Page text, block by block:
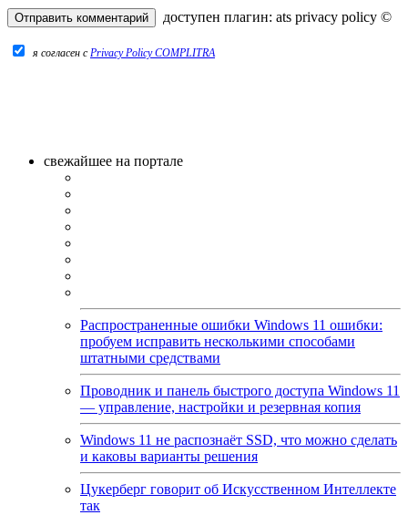
доступен плагин: ats privacy policy ©
я согласен cPrivacy Policy COMPLITRA
свежайшее на портале
Распространенные ошибки Windows 11 ошибки:
пробуем исправить несколькими способами
штатными средствами
Проводник и панель быстрого доступа Windows 11
— управление, настройки и резервная копия
Windows 11 не распознаёт SSD, что можно сделать
и каковы варианты решения
Цукерберг говорит об Искусственном Интеллекте
так